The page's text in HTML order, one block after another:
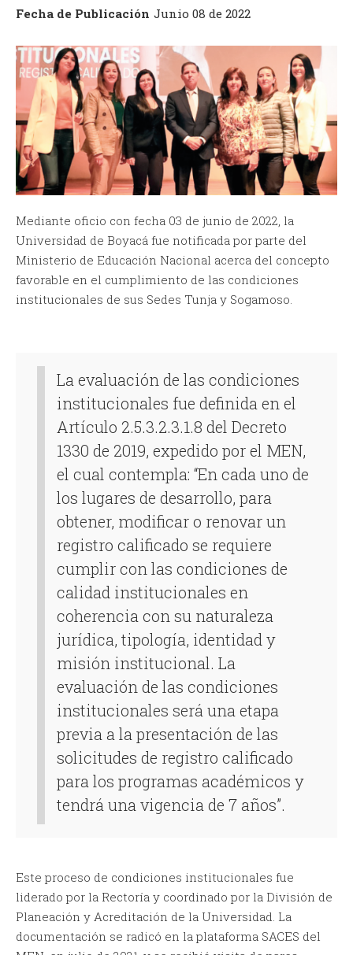
Fecha de Publicación Junio 08 de 2022
Mediante oficio con fecha 03 de junio de 2022, la
Universidad de Boyacá fue notificada por parte del
Ministerio de Educación Nacional acerca del concepto
favorable en el cumplimiento de las condiciones
institucionales de sus Sedes Tunja y Sogamoso.
La evaluación de las condiciones
institucionales fue definida en el
Artículo 2.5.3.2.3.1.8 del Decreto
1330 de 2019, expedido por el MEN,
el cual contempla: “En cada uno de
los lugares de desarrollo, para
obtener, modificar o renovar un
registro calificado se requiere
cumplir con las condiciones de
calidad institucionales en
coherencia con su naturaleza
jurídica, tipología, identidad y
misión institucional. La
evaluación de las condiciones
institucionales será una etapa
previa a la presentación de las
solicitudes de registro calificado
para los programas académicos y
tendrá una vigencia de 7 años”.
Este proceso de condiciones institucionales fue
liderado por la Rectoría y coordinado por la División de
Planeación y Acreditación de la Universidad. La
documentación se radicó en la plataforma SACES del